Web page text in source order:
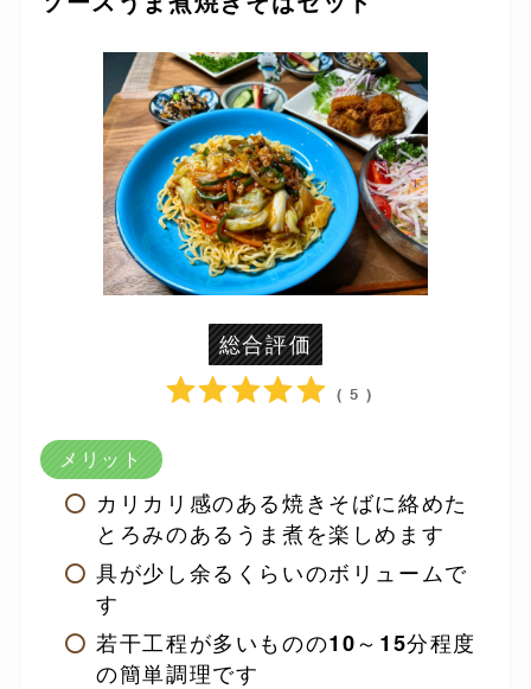
総合評価
( 5 )
メリット
カリカリ感のある焼きそばに絡めた
とろみのあるうま煮を楽しめます
具が少し余るくらいのボリュームで
す
若干工程が多いものの10～15分程度
の簡単調理です